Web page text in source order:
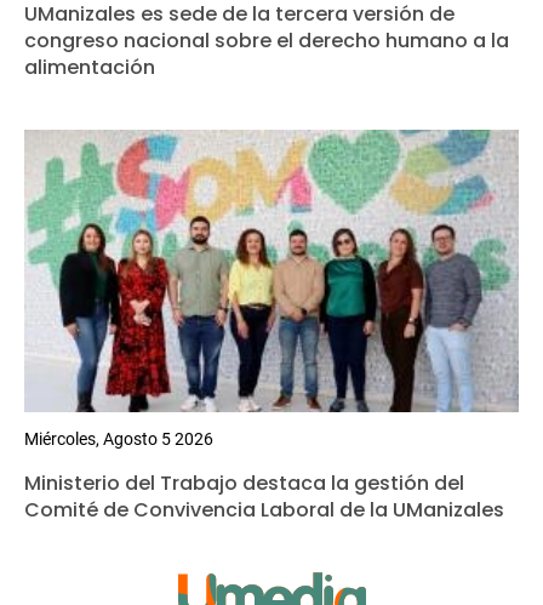
UManizales es sede de la tercera versión de
congreso nacional sobre el derecho humano a la
alimentación
Miércoles, Agosto 5 2026
Ministerio del Trabajo destaca la gestión del
Comité de Convivencia Laboral de la UManizales